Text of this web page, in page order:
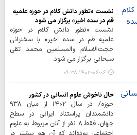
نشست «تطور دانش کلام در حوزه علمیه
قم در سده اخیر» برگزار می شود
نشست «تطور دانش کلام در حوزه
علمیه قم در سده اخیر» با سخنرانی
حجت‌الاسلام والمسلمین محمد تقی
سبحانی برگزار می شود.
۱۴۰۳-۰۶-۰۶ ۰۹:۳۸
حال ناخوش علوم انسانی در کشور
حوزه/ در سال ۱۴۰۲ از میان ۹۳۸
دانشمندان پراستناد ایرانی در سطح
جهان، فقط ۸ نفر از آنان مربوط به علوم